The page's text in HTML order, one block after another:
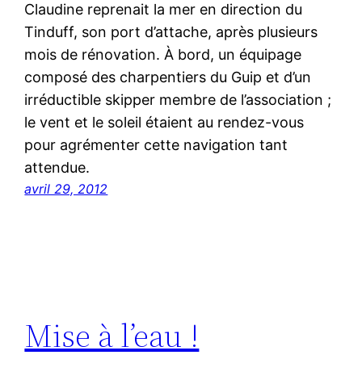
Claudine reprenait la mer en direction du
Tinduff, son port d’attache, après plusieurs
mois de rénovation. À bord, un équipage
composé des charpentiers du Guip et d’un
irréductible skipper membre de l’association ;
le vent et le soleil étaient au rendez-vous
pour agrémenter cette navigation tant
attendue.
avril 29, 2012
Mise à l’eau !